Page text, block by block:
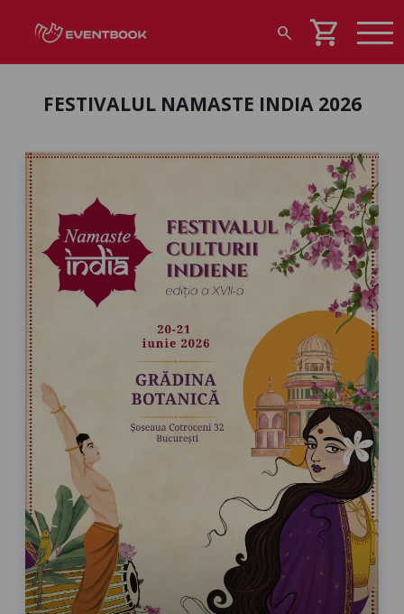
search shopping_cart
FESTIVALUL NAMASTE INDIA 2026